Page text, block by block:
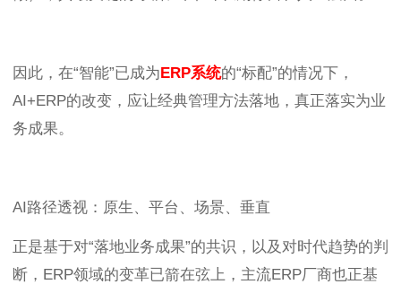
因此，在“智能”已成为ERP系统的“标配”的情况下，
AI+ERP的改变，应让经典管理方法落地，真正落实为业
务成果。
AI路径透视：原生、平台、场景、垂直
正是基于对“落地业务成果”的共识，以及对时代趋势的判
断，ERP领域的变革已箭在弦上，主流ERP厂商也正基